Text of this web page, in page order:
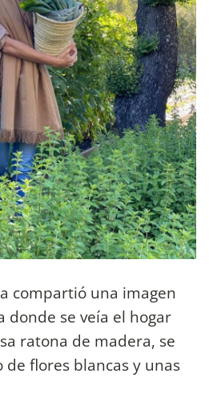
compartió una imagen
donde se veía el hogar
ratona de madera, se
flores blancas y unas